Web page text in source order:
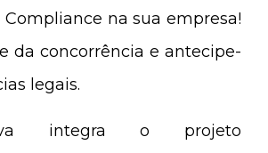
na sua empresa!
da concorrência e antecipe-
legais.
integra o projeto